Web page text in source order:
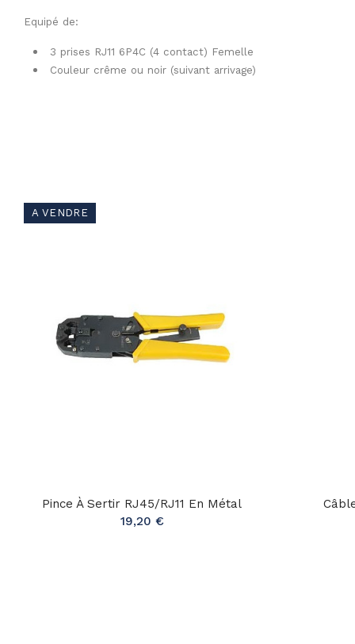
Equipé de:
3 prises RJ11 6P4C (4 contact) Femelle
Couleur crême ou noir (suivant arrivage)
A VENDRE
Pince À Sertir RJ45/RJ11 En Métal
19,20 €